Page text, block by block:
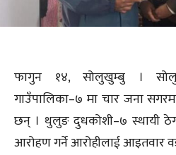
फागुन १४, सोलुखुम्बु ।
गाउँपालिका–७ मा चार जना
छन् । थुलुङ दुधकोशी–७ स्थायी
आरोहण गर्ने आरोहीलाई आइतवार